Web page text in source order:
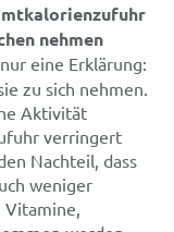
nehmen
eine Erklärung:
zu sich nehmen.
Aktivität
verringert
Nachteil, dass
weniger